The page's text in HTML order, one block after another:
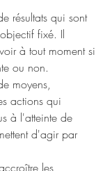
résultats qui sont
fixé. Il
à tout moment si
ou non.
moyens,
actions qui
à l'atteinte de
d'agir par
les